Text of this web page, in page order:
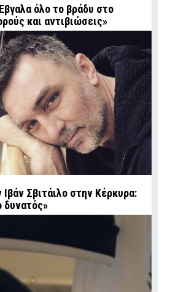
όλο το βράδυ στο
και αντιβιώσεις»
Σβιτάιλο στην Κέρκυρα: